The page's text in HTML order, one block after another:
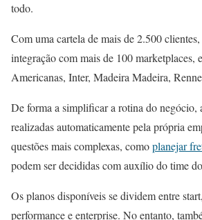
todo.
Com uma cartela de mais de 2.500
integração com mais de 100 marketplaces,
Americanas, Inter, Madeira Madeira,
De forma a simplificar a rotina do negócio,
realizadas automaticamente pela própria
questões mais complexas, comoplanejar
podem ser decididas com auxílio do time
Os planos disponíveis se dividem entre
performance e enterprise. No entanto,